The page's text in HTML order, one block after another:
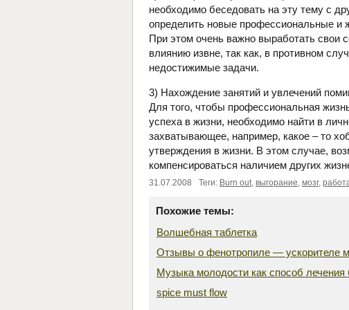
необходимо беседовать на эту тему с
определить новые профессиональные и
При этом очень важно выработать свои
влиянию извне, так как, в противном
недостижимые задачи.
3) Нахождение занятий и увлечений
Для того, чтобы профессиональная
успеха в жизни, необходимо найти в
захватывающее, например, какое – то
утверждения в жизни. В этом случае,
компенсироваться наличием других
31.07.2008 Теги: Burn out, выгорание, мозг,
Похожие темы:
Волшебная таблетка
Отзывы о фенотропиле — ускорителе
Музыка молодости как способ
spice must flow